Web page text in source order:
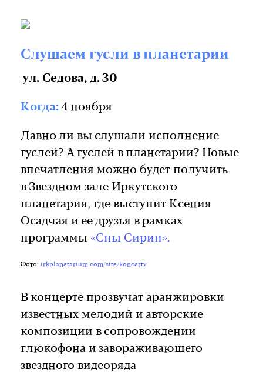
Слушаем гусли в планетарии
ул. Седова, д. 30
Когда: 4 ноября
Давно ли вы слушали исполнение
гуслей? А гуслей в планетарии? Новые
впечатления можно будет получить
в Звездном зале Иркутского
планетария, где выступит Ксения
Осадчая и ее друзья в рамках
программы «Сны Сирин».
Фото: irkplanetarium.com/site/koncerty
В концерте прозвучат аранжировки
известных мелодий и авторские
композиции в сопровождении
глюкофона и завораживающего
звездного видеоряда